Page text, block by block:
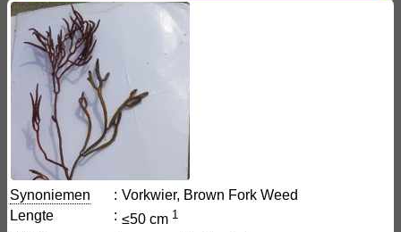
Synoniemen : Vorkwier, Brown Fork Weed
Lengte
: ≤50 cm 1